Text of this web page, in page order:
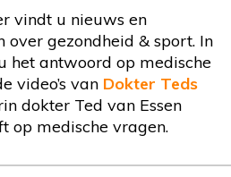
vindt u nieuws en
over gezondheid & sport. In
het antwoord op medische
video’s van Dokter Teds
dokter Ted van Essen
op medische vragen.